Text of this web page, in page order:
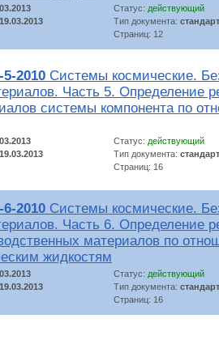
Статус: действующий
19.03.2013 Тип документа: стандарт
Страниц: 12
2010 Системы космические.
Часть 5. Определение
системы компонента по
Статус: действующий
19.03.2013 Тип документа: стандарт
Страниц: 16
2010 Системы космические.
Часть 6. Определение
материалов по
жидкостям
Статус: действующий
19.03.2013 Тип документа: стандарт
Страниц: 16